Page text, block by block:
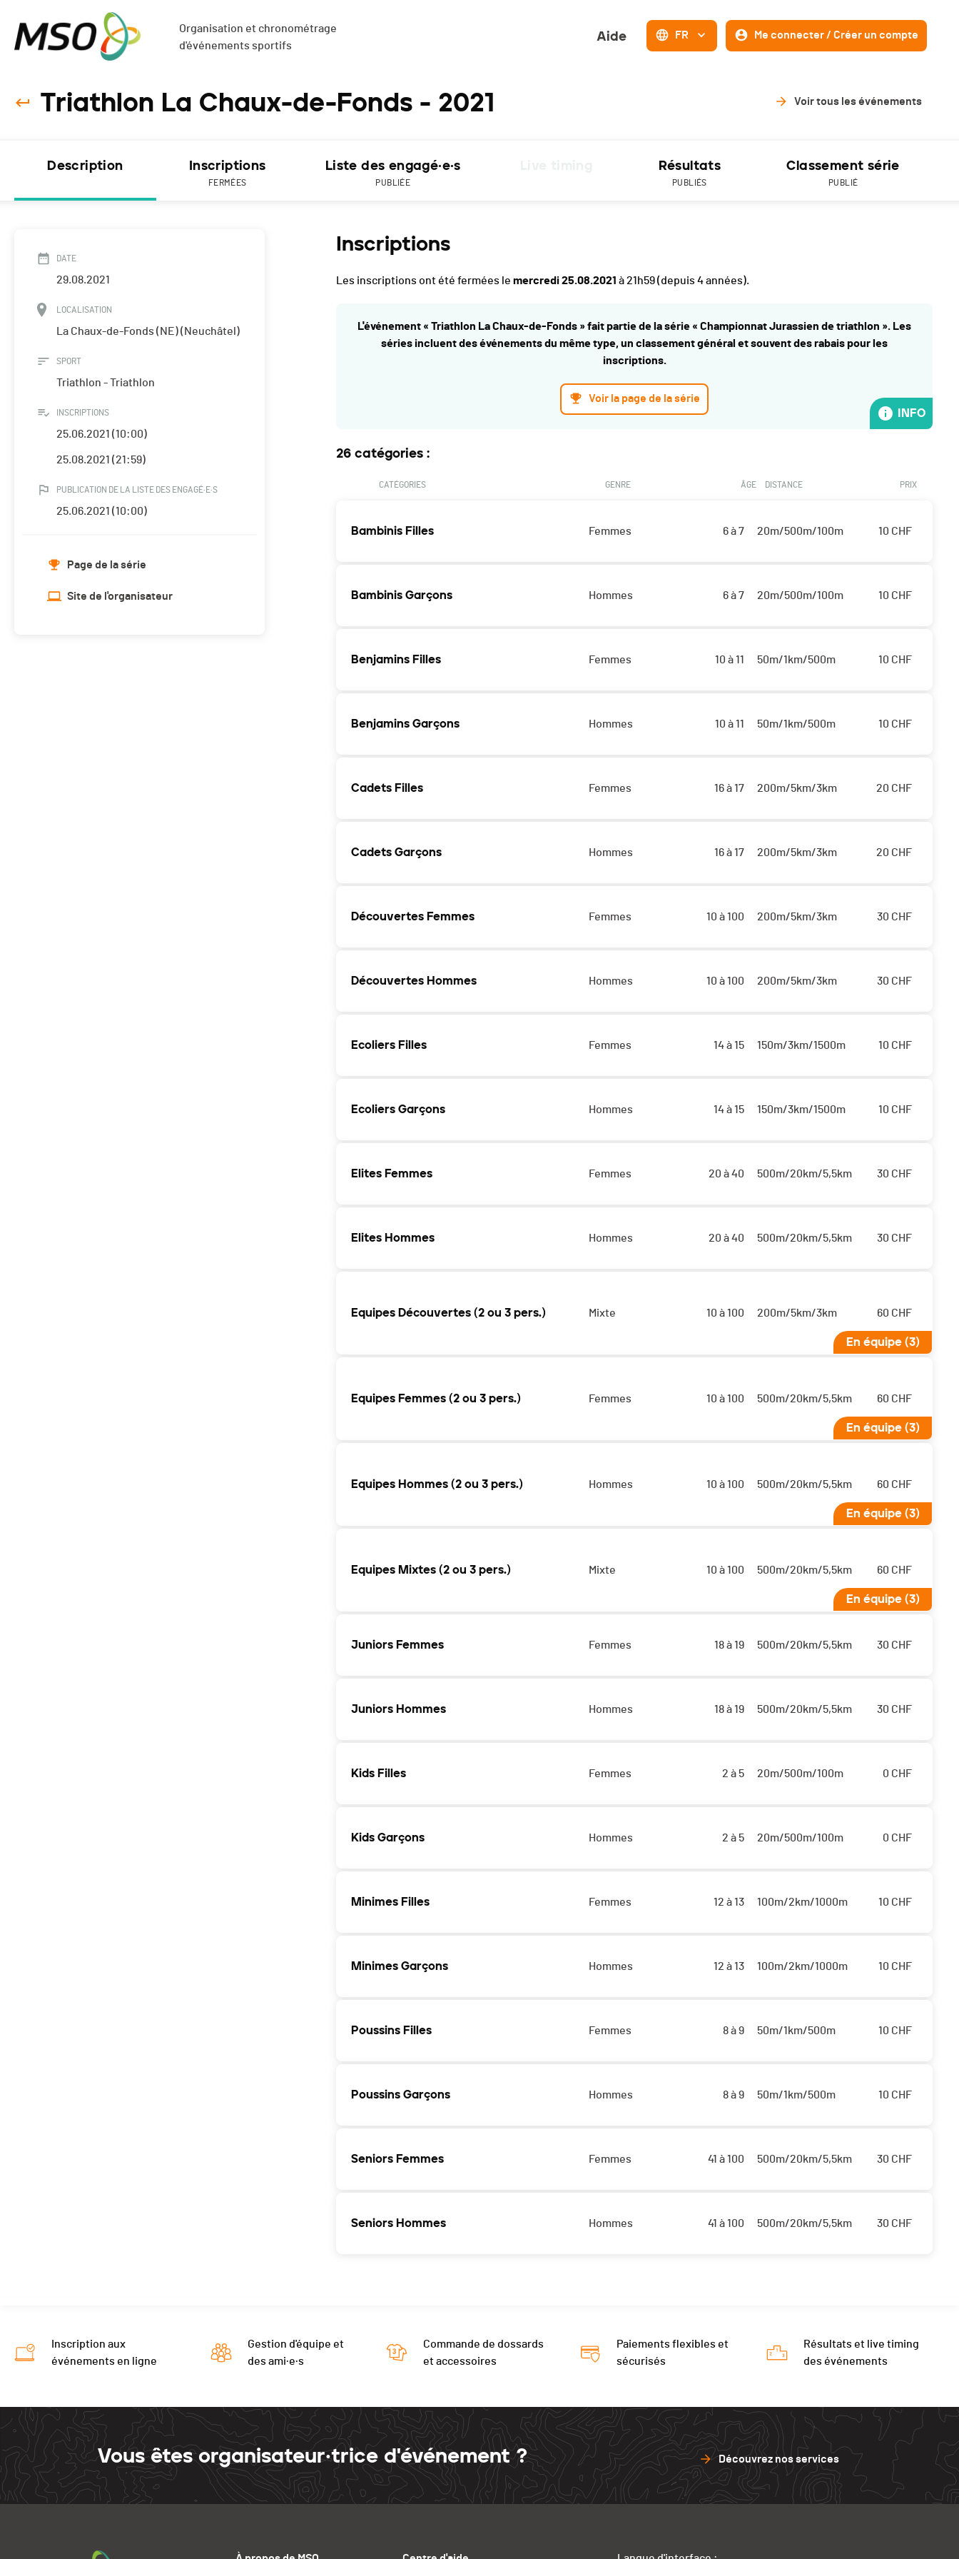
Organisation et chronométrage
d'événements sportifs
Aide FR Me connecter / Créer un compte
Triathlon La Chaux-de-Fonds - 2021 Voir tous les événements
Description Inscriptions
FERMÉES
Liste des engagé·e·s
PUBLIÉE
Résultats
PUBLIÉS
Classement série
PUBLIÉ
DATE
29.08.2021
LOCALISATION
La Chaux-de-Fonds (NE) (Neuchâtel)
SPORT
Triathlon - Triathlon
INSCRIPTIONS
25.06.2021 (10:00)
25.08.2021 (21:59)
PUBLICATION DE LA LISTE DES ENGAGÉ·E·S
25.06.2021 (10:00)
Page de la série
Site de l'organisateur
Inscriptions
Les inscriptions ont été fermées le mercredi 25.08.2021 à 21h59(depuis 4 années).
L'événement « Triathlon La Chaux-de-Fonds » fait partie de la série « Championnat Jurassien de triathlon ». Les
séries incluent des événements du même type, un classement général et souvent des rabais pour les
inscriptions.
Voir la page de la série
INFO
26 catégories :
CATÉGORIES GENRE ÂGE DISTANCE PRIX
Bambinis Filles Femmes 6 à 7 20m/500m/100m 10 CHF
Bambinis Garçons Hommes 6 à 7 20m/500m/100m 10 CHF
Benjamins Filles Femmes 10 à 11 50m/1km/500m 10 CHF
Benjamins Garçons Hommes 10 à 11 50m/1km/500m 10 CHF
Cadets Filles Femmes 16 à 17 200m/5km/3km 20 CHF
Cadets Garçons Hommes 16 à 17 200m/5km/3km 20 CHF
Découvertes Femmes Femmes 10 à 100 200m/5km/3km 30 CHF
Découvertes Hommes Hommes 10 à 100 200m/5km/3km 30 CHF
Ecoliers Filles Femmes 14 à 15 150m/3km/1500m 10 CHF
Ecoliers Garçons Hommes 14 à 15 150m/3km/1500m 10 CHF
Elites Femmes Femmes 20 à 40 500m/20km/5,5km 30 CHF
Elites Hommes Hommes 20 à 40 500m/20km/5,5km 30 CHF
Equipes Découvertes (2 ou 3 pers.) Mixte 10 à 100 200m/5km/3km 60 CHF
En équipe (3)
Equipes Femmes (2 ou 3 pers.) Femmes 10 à 100 500m/20km/5,5km 60 CHF
En équipe (3)
Equipes Hommes (2 ou 3 pers.) Hommes 10 à 100 500m/20km/5,5km 60 CHF
En équipe (3)
Equipes Mixtes (2 ou 3 pers.) Mixte 10 à 100 500m/20km/5,5km 60 CHF
En équipe (3)
Juniors Femmes Femmes 18 à 19 500m/20km/5,5km 30 CHF
Juniors Hommes Hommes 18 à 19 500m/20km/5,5km 30 CHF
Kids Filles Femmes 2 à 5 20m/500m/100m 0 CHF
Kids Garçons Hommes 2 à 5 20m/500m/100m 0 CHF
Minimes Filles Femmes 12 à 13 100m/2km/1000m 10 CHF
Minimes Garçons Hommes 12 à 13 100m/2km/1000m 10 CHF
Poussins Filles Femmes 8 à 9 50m/1km/500m 10 CHF
Poussins Garçons Hommes 8 à 9 50m/1km/500m 10 CHF
Seniors Femmes Femmes 41 à 100 500m/20km/5,5km 30 CHF
Seniors Hommes Hommes 41 à 100 500m/20km/5,5km 30 CHF
Inscription aux
événements en ligne
Gestion d'équipe et
des ami·e·s
Commande de dossards
et accessoires
Paiements flexibles et
sécurisés
Résultats et live timing
des événements
Vous êtes organisateur·trice d'événement ? Découvrez nos services